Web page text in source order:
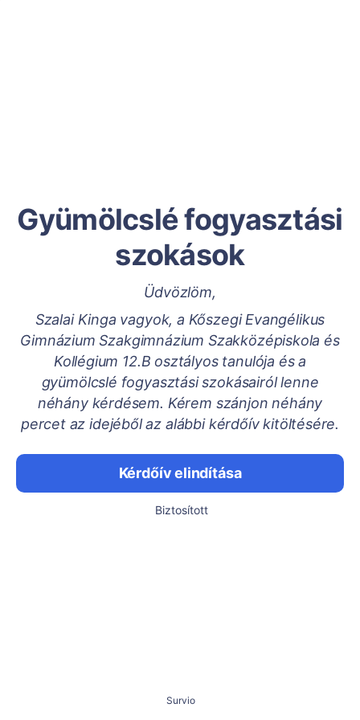
Gyümölcslé fogyasztási
szokások
Üdvözlöm,
Szalai Kinga vagyok, a Kőszegi Evangélikus
Gimnázium Szakgimnázium Szakközépiskola és
Kollégium 12.B osztályos tanulója és a
gyümölcslé fogyasztási szokásairól lenne
néhány kérdésem. Kérem szánjon néhány
percet az idejéből az alábbi kérdőív kitöltésére.
Kérdőív elindítása
Biztosított
Survio